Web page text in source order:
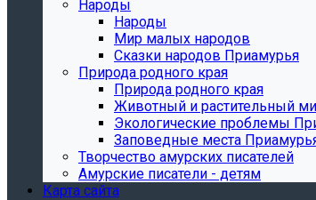
Народы
Народы
Мир малых народов
Сказки народов Приамурья
Природа родного края
Природа родного края
Животный и растительный
Экологические проблемы
Заповедные места
Творчество амурских писателей
Амурские писатели - детям
Карта сайта